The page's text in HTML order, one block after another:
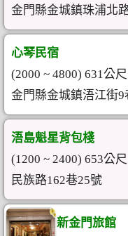
金門縣金城鎮珠浦北
心琴民宿
(2000 ~ 4800) 631公尺
金門縣金城鎮浯江街9
浯島魁星背包棧
(1200 ~ 2400) 653公尺
民族路162巷25號
新金門旅館